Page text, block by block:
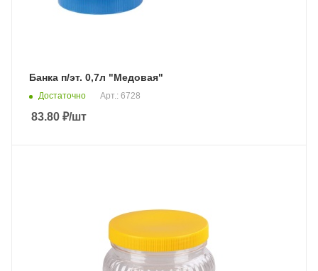
Банка п/эт. 0,7л "Медовая"
Достаточно Арт.: 6728
83.80 ₽/шт